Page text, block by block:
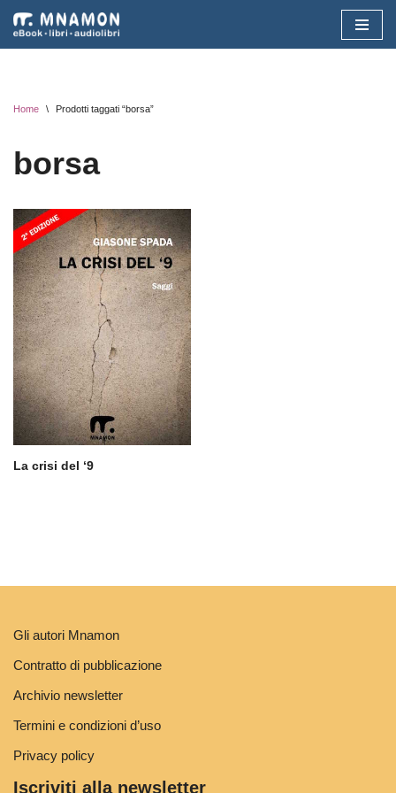
Vai
Home \ Prodotti taggati “borsa”
borsa
La crisi del ‘9
Gli autori Mnamon
Contratto di pubblicazione
Archivio newsletter
Termini e condizioni d’uso
Privacy policy
Iscriviti alla newsletter